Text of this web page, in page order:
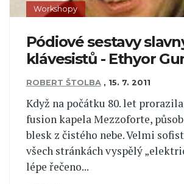
Workshopy
Pódiové sestavy
klávesistů - Ethyor
ROBERT ŠTOLBA , 15. 7. 2011
Když na počátku 80. let
fusion kapela Mezzoforte,
blesk z čistého nebe. Velmi
všech stránkách vyspělý
lépe řečeno...